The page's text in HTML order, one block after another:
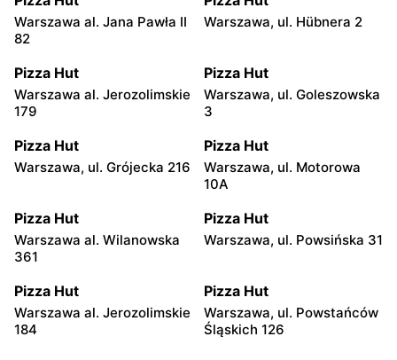
Warszawa al. Jana Pawła II
82
Warszawa, ul. Hübnera 2
Pizza Hut
Warszawa al. Jerozolimskie
179
Pizza Hut
Warszawa, ul. Goleszowska
3
Pizza Hut
Warszawa, ul. Grójecka 216
Pizza Hut
Warszawa, ul. Motorowa
10A
Pizza Hut
Warszawa al. Wilanowska
361
Pizza Hut
Warszawa, ul. Powsińska 31
Pizza Hut
Warszawa al. Jerozolimskie
184
Pizza Hut
Warszawa, ul. Powstańców
Śląskich 126